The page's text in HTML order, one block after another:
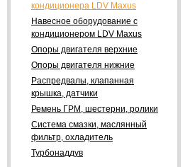
кондиционера LDV Maxus
Навесное оборудование с
кондиционером LDV Maxus
Опоры двигателя верхние
Опоры двигателя нижние
Распредвалы, клапанная
крышка, датчики
Ремень ГРМ, шестерни, ролики
Система смазки, маслянный
фильтр, охладитель
Турбонаддув